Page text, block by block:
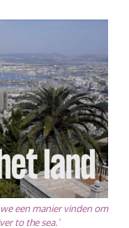
een manier vinden om
to the sea.’